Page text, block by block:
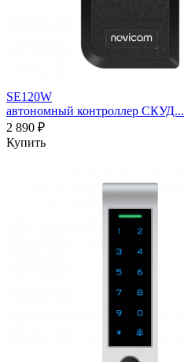
SE120W
автономный контроллер СКУД...
2 890 ₽
Купить